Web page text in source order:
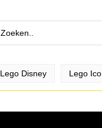
Lego Disney Lego